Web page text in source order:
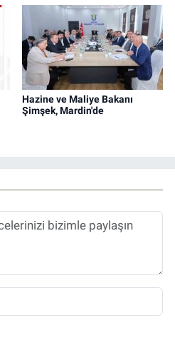
Hazine ve Maliye Bakanı
Şimşek, Mardin'de